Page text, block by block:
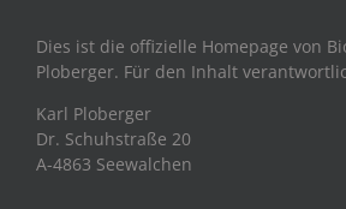
Dies ist die offizielle Homepage von
Ploberger. Für den Inhalt
Karl Ploberger
Dr. Schuhstraße 20
A-4863 Seewalchen